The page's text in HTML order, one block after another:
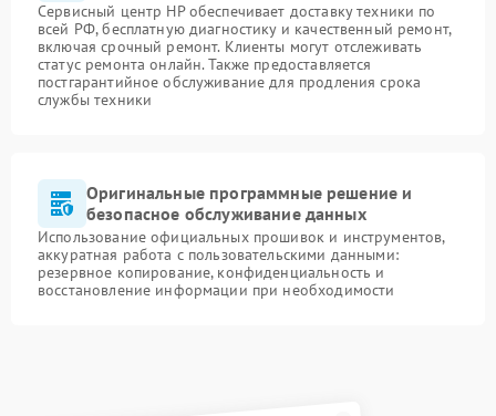
Сервисный центр HP обеспечивает доставку техники по
всей РФ, бесплатную диагностику и качественный ремонт,
включая срочный ремонт. Клиенты могут отслеживать
статус ремонта онлайн. Также предоставляется
постгарантийное обслуживание для продления срока
службы техники
Оригинальные программные решение и
безопасное обслуживание данных
Использование официальных прошивок и инструментов,
аккуратная работа с пользовательскими данными:
резервное копирование, конфиденциальность и
восстановление информации при необходимости